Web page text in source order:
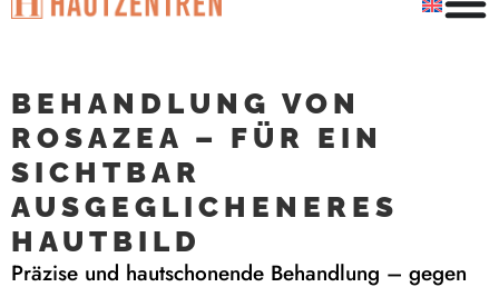
BEHANDLUNG VON
ROSAZEA – FÜR EIN
SICHTBAR
AUSGEGLICHENERES
HAUTBILD
Präzise und hautschonende Behandlung – gegen